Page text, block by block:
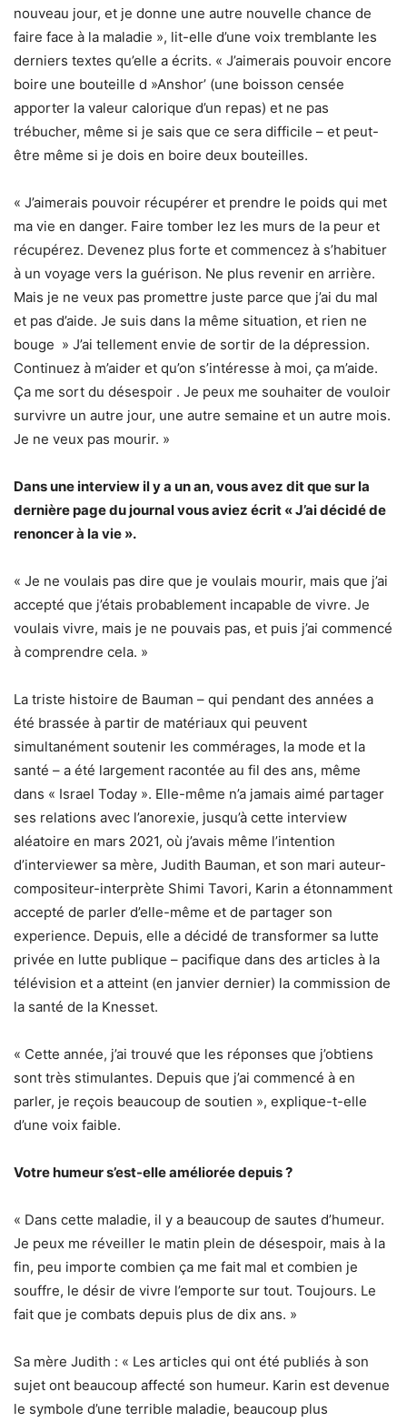
nouveau jour, et je donne une autre nouvelle chance de
faire face à la maladie », lit-elle d’une voix tremblante les
derniers textes qu’elle a écrits. « J’aimerais pouvoir encore
boire une bouteille d »Anshor’ (une boisson censée
apporter la valeur calorique d’un repas) et ne pas
trébucher, même si je sais que ce sera difficile – et peut-
être même si je dois en boire deux bouteilles.
« J’aimerais pouvoir récupérer et prendre le poids qui met
ma vie en danger. Faire tomber lez les murs de la peur et
récupérez. Devenez plus forte et commencez à s’habituer
à un voyage vers la guérison. Ne plus revenir en arrière.
Mais je ne veux pas promettre juste parce que j’ai du mal
et pas d’aide. Je suis dans la même situation, et rien ne
bouge » J’ai tellement envie de sortir de la dépression.
Continuez à m’aider et qu’on s’intéresse à moi, ça m’aide.
Ça me sort du désespoir . Je peux me souhaiter de vouloir
survivre un autre jour, une autre semaine et un autre mois.
Je ne veux pas mourir. »
Dans une interview il y a un an, vous avez dit que sur la
dernière page du journal vous aviez écrit « J’ai décidé de
renoncer à la vie ».
« Je ne voulais pas dire que je voulais mourir, mais que j’ai
accepté que j’étais probablement incapable de vivre. Je
voulais vivre, mais je ne pouvais pas, et puis j’ai commencé
à comprendre cela. »
La triste histoire de Bauman – qui pendant des années a
été brassée à partir de matériaux qui peuvent
simultanément soutenir les commérages, la mode et la
santé – a été largement racontée au fil des ans, même
dans « Israel Today ». Elle-même n’a jamais aimé partager
ses relations avec l’anorexie, jusqu’à cette interview
aléatoire en mars 2021, où j’avais même l’intention
d’interviewer sa mère, Judith Bauman, et son mari auteur-
compositeur-interprète Shimi Tavori, Karin a étonnamment
accepté de parler d’elle-même et de partager son
experience. Depuis, elle a décidé de transformer sa lutte
privée en lutte publique – pacifique dans des articles à la
télévision et a atteint (en janvier dernier) la commission de
la santé de la Knesset.
« Cette année, j’ai trouvé que les réponses que j’obtiens
sont très stimulantes. Depuis que j’ai commencé à en
parler, je reçois beaucoup de soutien », explique-t-elle
d’une voix faible.
Votre humeur s’est-elle améliorée depuis ?
« Dans cette maladie, il y a beaucoup de sautes d’humeur.
Je peux me réveiller le matin plein de désespoir, mais à la
fin, peu importe combien ça me fait mal et combien je
souffre, le désir de vivre l’emporte sur tout. Toujours. Le
fait que je combats depuis plus de dix ans. »
Sa mère Judith : « Les articles qui ont été publiés à son
sujet ont beaucoup affecté son humeur. Karin est devenue
le symbole d’une terrible maladie, beaucoup plus